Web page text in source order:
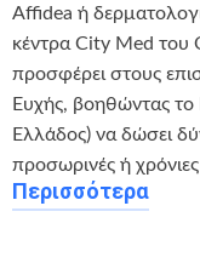
Affidea ή
κέντρα City Med του
προσφέρει στους
Ευχής, βοηθώντας
Ελλάδος) να δώσει
προσωρινές ή
Περισσότερα